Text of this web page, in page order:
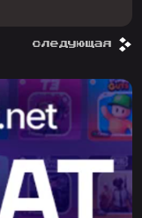
следующая